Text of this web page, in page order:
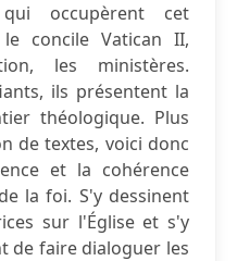
occupèrent cet
concile Vatican II,
les ministères.
ils présentent la
théologique. Plus
de textes, voici donc
et la cohérence
la foi. S'y dessinent
sur l'Église et s'y
de faire dialoguer les